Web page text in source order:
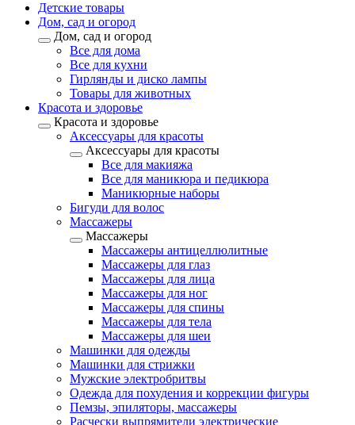
Детские товары
Дом, сад и огород
Дом, сад и огород
Все для дома
Все для кухни
Гирлянды и диско лампы
Товары для животных
Красота и здоровье
Красота и здоровье
Аксессуары для красоты
Аксессуары для красоты
Все для макияжа
Все для маникюра и педикюра
Маникюрные наборы
Бигуди для волос
Массажеры
Массажеры
Массажеры антицеллюлитные
Массажеры для глаз
Массажеры для лица
Массажеры для ног
Массажеры для спины
Массажеры для тела
Массажеры для шеи
Машинки для одежды
Машинки для стрижки
Мужские электробритвы
Одежда для похудения и коррекции фигуры
Пемзы, эпиляторы, массажеры
Расчески выпрямители электрические